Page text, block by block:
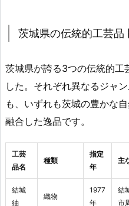
茨城県の伝統的工芸品
茨城県が誇る3つの伝統的工
した。それぞれ異なるジャ
も、いずれも茨城の豊かな
融合した逸品です。
工芸
品名
種類
指定
年
主
結城
紬
織物
1977
年
結
市